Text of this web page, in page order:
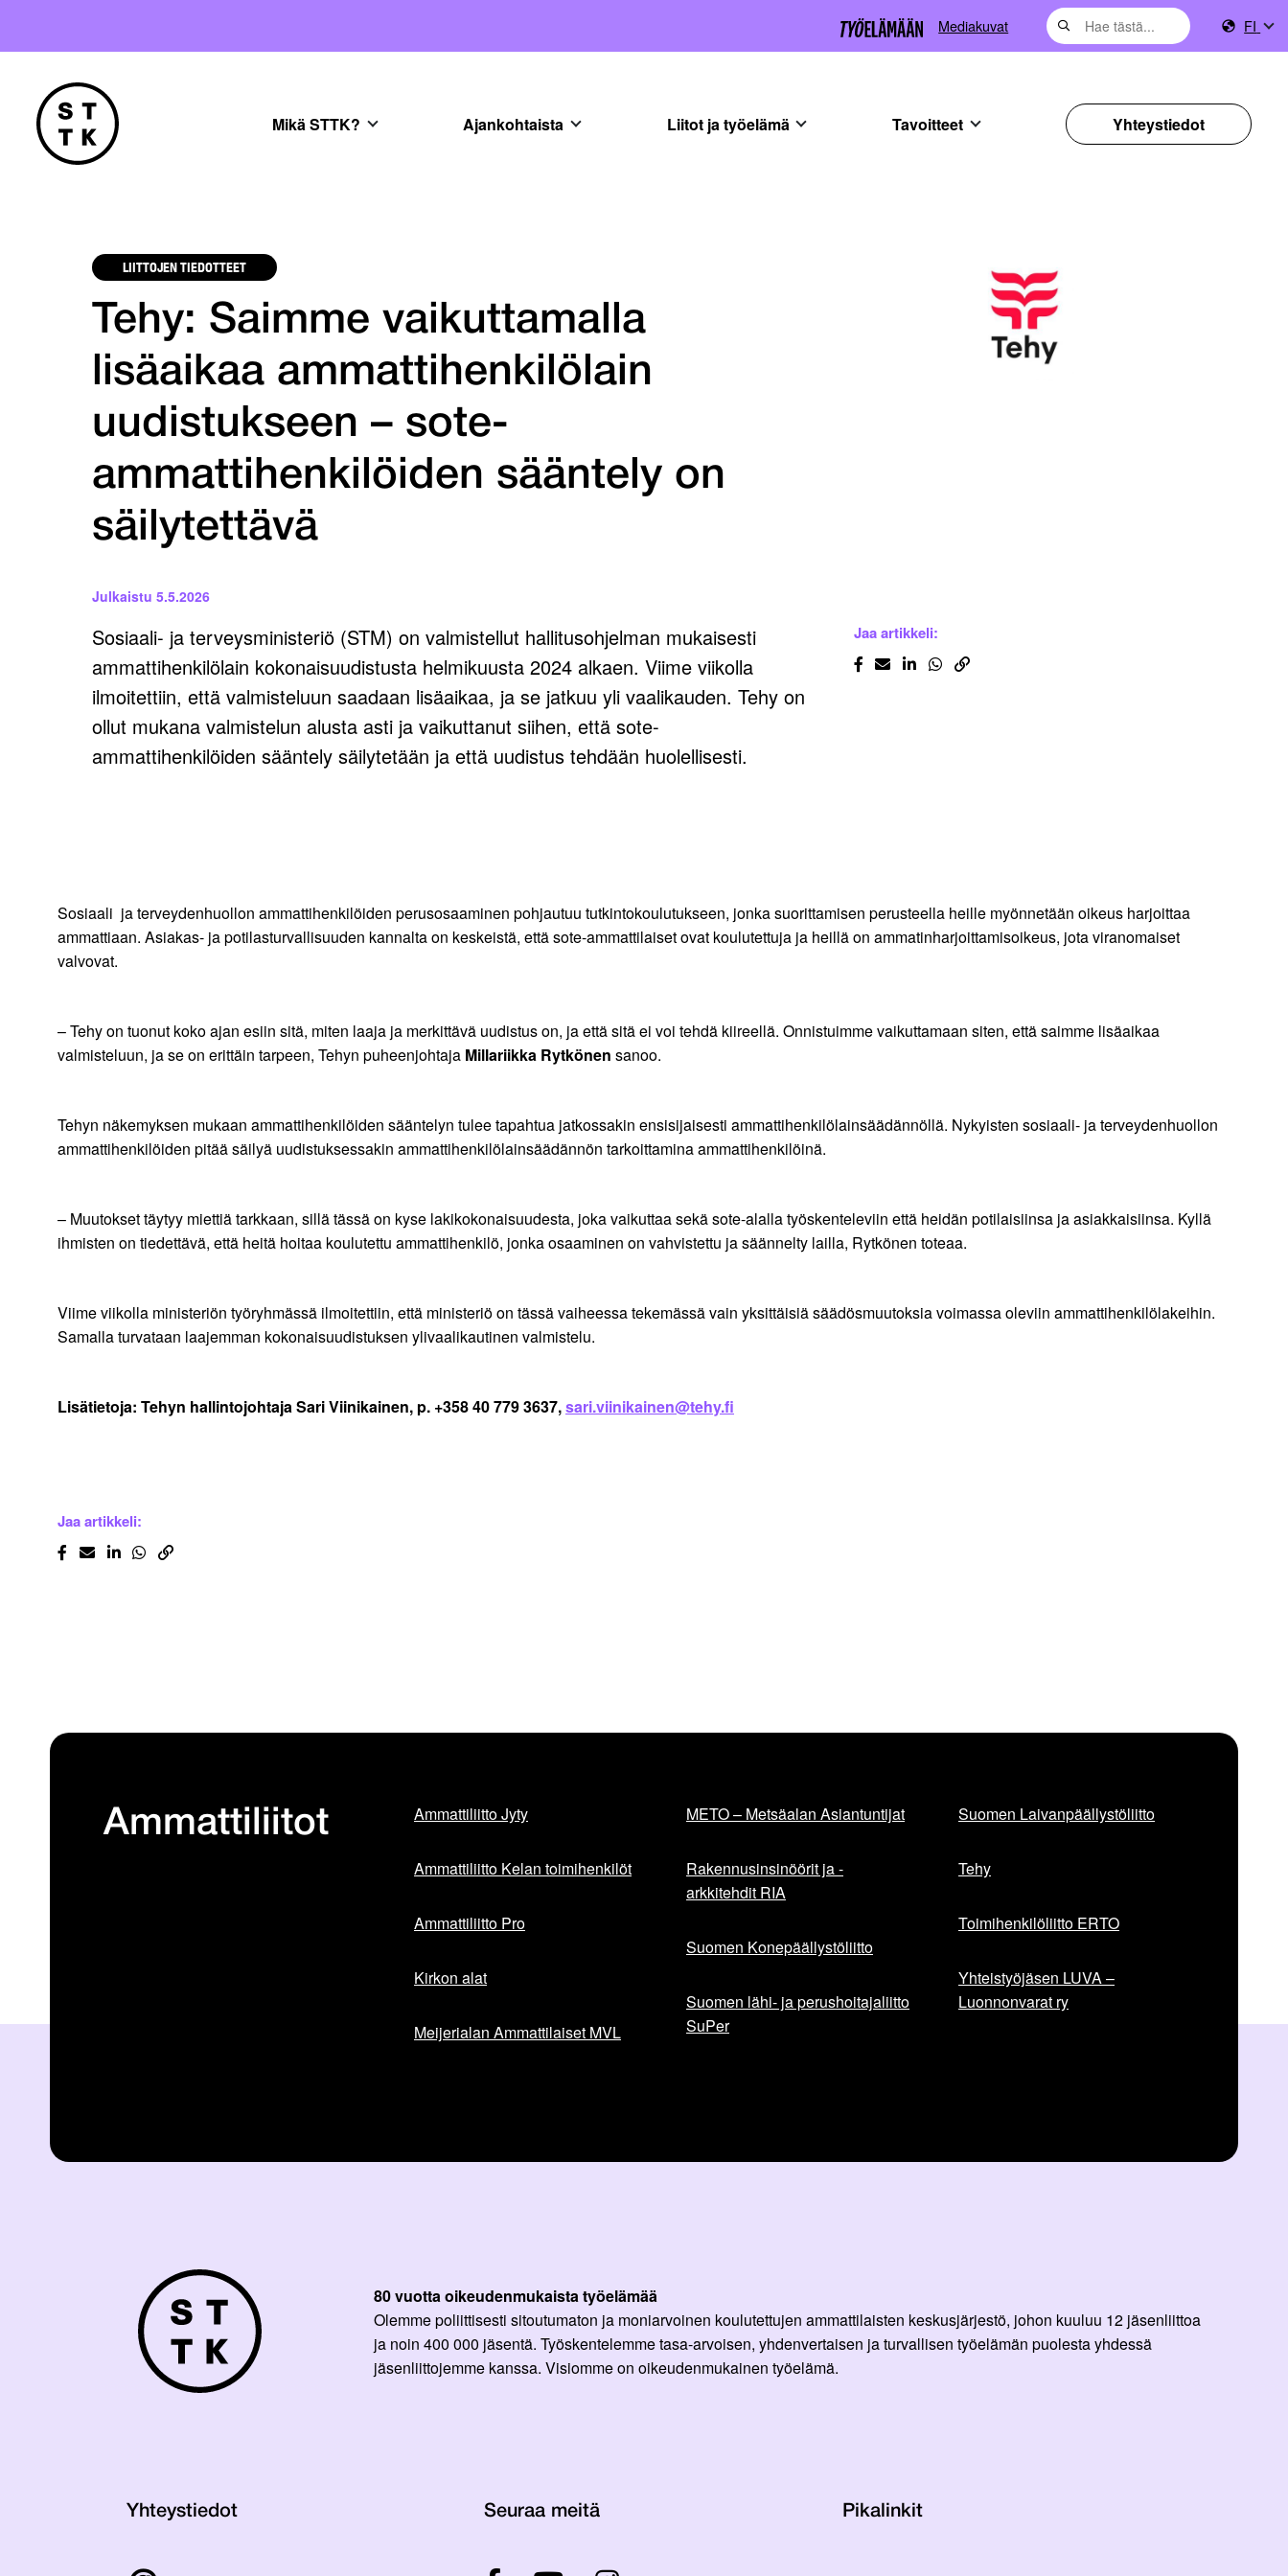
Mediakuvat FI
Mikä STTK? Ajankohtaista Liitot ja työelämä Tavoitteet Yhteystiedot
LIITTOJEN TIEDOTTEET
Tehy: Saimme vaikuttamalla
lisäaikaa ammattihenkilölain
uudistukseen – sote-
ammattihenkilöiden sääntely on
säilytettävä
Julkaistu 5.5.2026
Sosiaali- ja terveysministeriö (STM) on valmistellut hallitusohjelman mukaisesti
ammattihenkilölain kokonaisuudistusta helmikuusta 2024 alkaen. Viime viikolla
ilmoitettiin, että valmisteluun saadaan lisäaikaa, ja se jatkuu yli vaalikauden. Tehy on
ollut mukana valmistelun alusta asti ja vaikuttanut siihen, että sote-
ammattihenkilöiden sääntely säilytetään ja että uudistus tehdään huolellisesti.
Jaa artikkeli:
Sosiaali ja terveydenhuollon ammattihenkilöiden perusosaaminen pohjautuu tutkintokoulutukseen, jonka suorittamisen perusteella heille myönnetään oikeus harjoittaa
ammattiaan. Asiakas- ja potilasturvallisuuden kannalta on keskeistä, että sote-ammattilaiset ovat koulutettuja ja heillä on ammatinharjoittamisoikeus, jota viranomaiset
valvovat.
– Tehy on tuonut koko ajan esiin sitä, miten laaja ja merkittävä uudistus on, ja että sitä ei voi tehdä kiireellä. Onnistuimme vaikuttamaan siten, että saimme lisäaikaa
valmisteluun, ja se on erittäin tarpeen, Tehyn puheenjohtaja Millariikka Rytkönen sanoo.
Tehyn näkemyksen mukaan ammattihenkilöiden sääntelyn tulee tapahtua jatkossakin ensisijaisesti ammattihenkilölainsäädännöllä. Nykyisten sosiaali- ja terveydenhuollon
ammattihenkilöiden pitää säilyä uudistuksessakin ammattihenkilölainsäädännön tarkoittamina ammattihenkilöinä.
– Muutokset täytyy miettiä tarkkaan, sillä tässä on kyse lakikokonaisuudesta, joka vaikuttaa sekä sote-alalla työskenteleviin että heidän potilaisiinsa ja asiakkaisiinsa. Kyllä
ihmisten on tiedettävä, että heitä hoitaa koulutettu ammattihenkilö, jonka osaaminen on vahvistettu ja säännelty lailla, Rytkönen toteaa.
Viime viikolla ministeriön työryhmässä ilmoitettiin, että ministeriö on tässä vaiheessa tekemässä vain yksittäisiä säädösmuutoksia voimassa oleviin ammattihenkilölakeihin.
Samalla turvataan laajemman kokonaisuudistuksen ylivaalikautinen valmistelu.
Lisätietoja: Tehyn hallintojohtaja Sari Viinikainen, p. +358 40 779 3637,sari.viinikainen@tehy.fi
Jaa artikkeli:
Ammattiliitot Ammattiliitto Jyty
Ammattiliitto Kelan toimihenkilöt
Ammattiliitto Pro
Kirkon alat
Meijerialan Ammattilaiset MVL
METO – Metsäalan Asiantuntijat
Rakennusinsinöörit ja -
arkkitehdit RIA
Suomen Konepäällystöliitto
Suomen lähi- ja perushoitajaliitto
SuPer
Suomen Laivanpäällystöliitto
Tehy
Toimihenkilöliitto ERTO
Yhteistyöjäsen LUVA –
Luonnonvarat ry
80 vuotta oikeudenmukaista työelämää
Olemme poliittisesti sitoutumaton ja moniarvoinen koulutettujen ammattilaisten keskusjärjestö, johon kuuluu 12 jäsenliittoa
ja noin 400 000 jäsentä. Työskentelemme tasa-arvoisen, yhdenvertaisen ja turvallisen työelämän puolesta yhdessä
jäsenliittojemme kanssa. Visiomme on oikeudenmukainen työelämä.
Yhteystiedot Seuraa meitä Pikalinkit